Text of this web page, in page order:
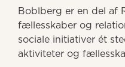
Boblberg er en del af
fællesskaber og
sociale initiativer ét
aktiviteter og